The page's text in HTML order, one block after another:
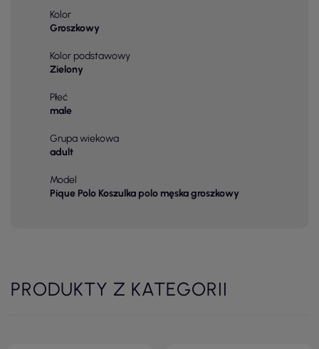
Kolor
Groszkowy
Kolor podstawowy
Zielony
Płeć
male
Grupa wiekowa
adult
Model
Pique Polo Koszulka polo męska groszkowy
PRODUKTY Z KATEGORII